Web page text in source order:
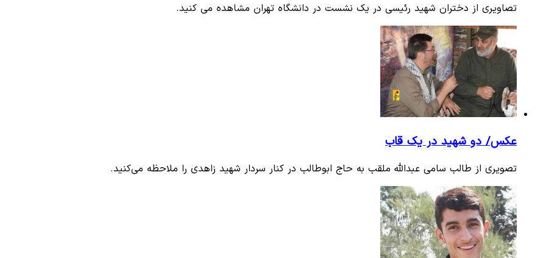
تصاویری از دختران شهید رئیسی در یک نشست در دانشگاه تهران مشاهده می کنید.
عکس/ دو شهید در یک قاب
تصویری از طالب سامی عبدالله ملقب به حاج ابوطالب در کنار سردار شهید زاهدی را ملاحظه می‌کنید.